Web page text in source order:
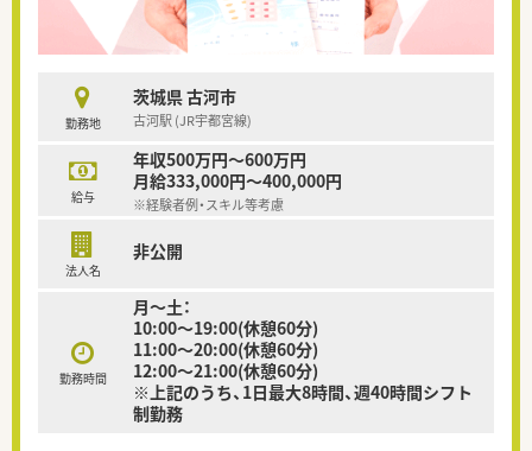
勤務地
茨城県 古河市
古河駅 (JR宇都宮線)
給与
年収500万円～600万円
月給333,000円～400,000円
※経験者例・スキル等考慮
法人名
非公開
勤務時間
月～土：
10:00～19:00(休憩60分)
11:00～20:00(休憩60分)
12:00～21:00(休憩60分)
※上記のうち、1日最大8時間、週40時間シフト
制勤務